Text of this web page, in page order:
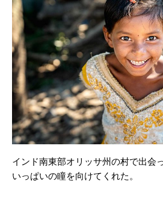
インド南東部オリッサ州の村で出会
いっぱいの瞳を向けてくれた。